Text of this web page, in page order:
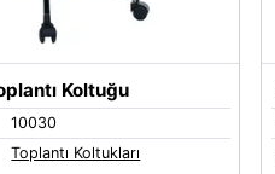
Koltuğu
10030
Toplantı Koltukları